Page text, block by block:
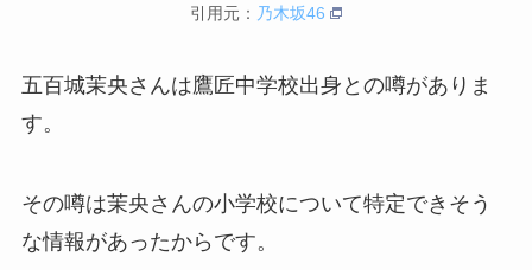
引用元： 乃木坂46
五百城茉央さんは鷹匠中学校出身との噂がありま
す。
その噂は茉央さんの小学校について特定できそう
な情報があったからです。